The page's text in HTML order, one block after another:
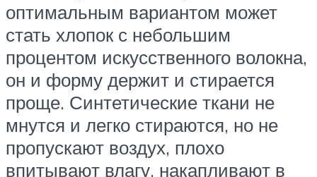
оптимальным вариантом может
стать хлопок с небольшим
процентом искусственного волокна,
он и форму держит и стирается
проще. Синтетические ткани не
мнутся и легко стираются, но не
пропускают воздух, плохо
впитывают влагу, накапливают в